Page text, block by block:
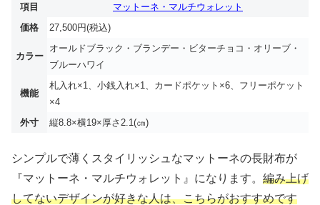
項目
マットーネ・マルチウォレット
価格
27,500円(税込)
カラー
オールドブラック・ブランデー・ビターチョコ・オリーブ・
ブルーハワイ
機能
札入れ×1、小銭入れ×1、カードポケット×6、フリーポケット
×4
外寸
縦8.8×横19×厚さ2.1(㎝)
シンプルで薄くスタイリッシュなマットーネの長財布が
『マットーネ・マルチウォレット』になります。 編み上げ
してないデザインが好きな人は、こちらがおすすめです